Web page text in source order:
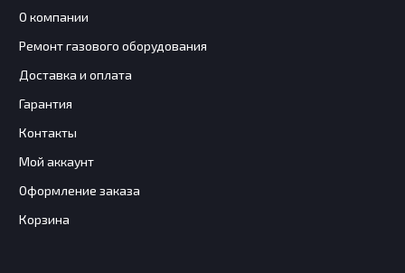
О компании
Ремонт газового оборудования
Доставка и оплата
Гарантия
Контакты
Мой аккаунт
Оформление заказа
Корзина